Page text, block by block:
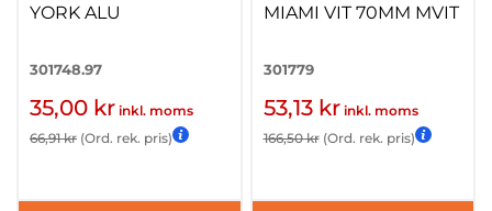
YORK ALU
301748.97
35,00 kr inkl. moms
66,91 kr (Ord. rek. pris)
MIAMI VIT 70MM MVIT
301779
53,13 kr inkl. moms
166,50 kr (Ord. rek. pris)